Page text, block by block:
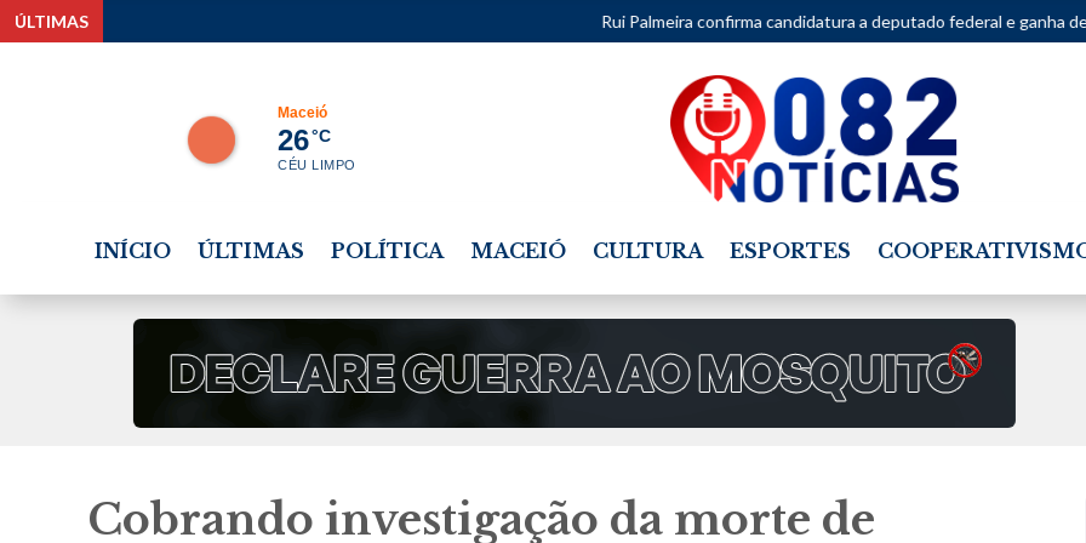
ÚLTIMAS Rui Palmeira confirma candidatura a deputado federal e ganha destaque entre as
Maceió
26°C
CÉU LIMPO
INÍCIO ÚLTIMAS POLÍTICA MACEIÓ CULTURA ESPORTES
Cobrando investigação da morte de